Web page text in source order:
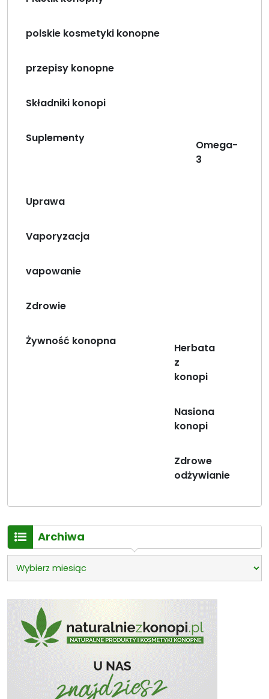
polskie kosmetyki konopne
przepisy konopne
Składniki konopi
Suplementy
Omega-
3
Uprawa
Vaporyzacja
vapowanie
Zdrowie
Żywność konopna
Herbata
z
konopi
Nasiona
konopi
Zdrowe
odżywianie
Archiwa
Archiwa